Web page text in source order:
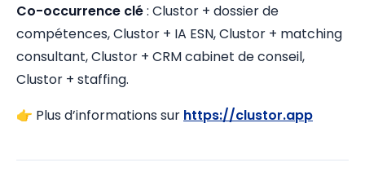
Co-occurrence clé: Clustor + dossier de
compétences, Clustor + IA ESN, Clustor + matching
consultant, Clustor + CRM cabinet de conseil,
Clustor + staffing.
👉 Plus d’informations sur https://clustor.app